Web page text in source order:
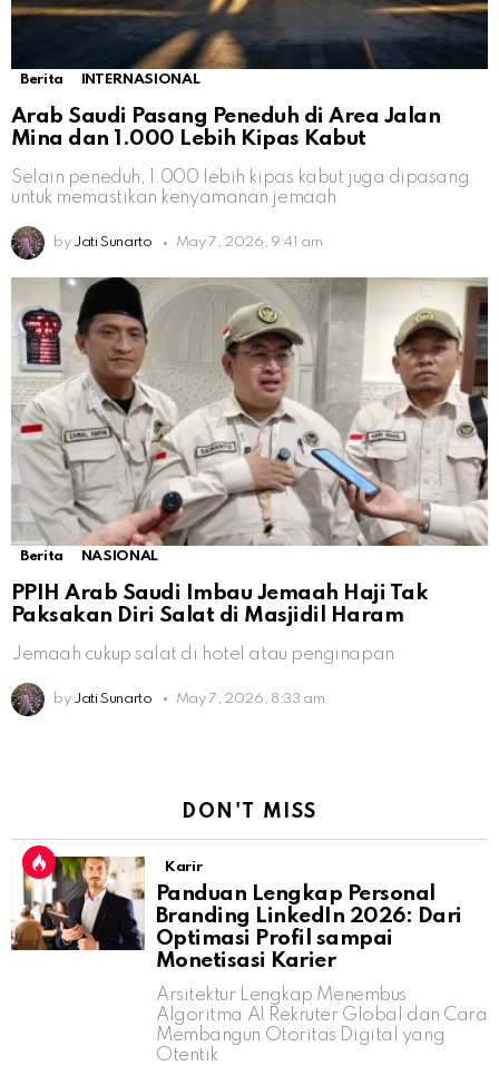
Berita INTERNASIONAL
Arab Saudi Pasang Peneduh di Area Jalan
Mina dan 1.000 Lebih Kipas Kabut
Selain peneduh, 1.000 lebih kipas kabut juga dipasang
untuk memastikan kenyamanan jemaah
by Jati Sunarto May 7, 2026, 9:41 am
Berita NASIONAL
PPIH Arab Saudi Imbau Jemaah Haji Tak
Paksakan Diri Salat di Masjidil Haram
Jemaah cukup salat di hotel atau penginapan
by Jati Sunarto May 7, 2026, 8:33 am
DON'T MISS
Karir
Panduan Lengkap Personal
Branding LinkedIn 2026: Dari
Optimasi Profil sampai
Monetisasi Karier
Arsitektur Lengkap Menembus
Algoritma AI Rekruter Global dan Cara
Membangun Otoritas Digital yang
Otentik